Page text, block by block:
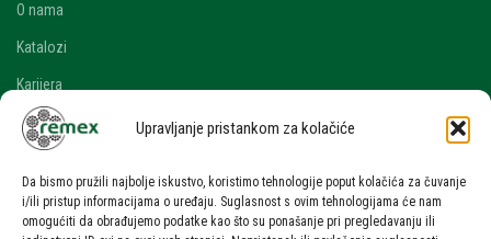
Upravljanje pristankom za kolačiće
Da bismo pružili najbolje iskustvo, koristimo tehnologije poput kolačića za čuvanje
i/ili pristup informacijama o uređaju. Suglasnost s ovim tehnologijama će nam
omogućiti da obrađujemo podatke kao što su ponašanje pri pregledavanju ili
O nama
Katalozi
Karijera
Blog i novosti
RAČUN
Moj račun